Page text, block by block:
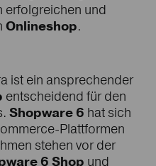
erfolgreichen und
Onlineshop.
ist ein ansprechender
entscheidend für den
Shopware 6 hat sich
Plattformen
stehen vor der
6 Shop und